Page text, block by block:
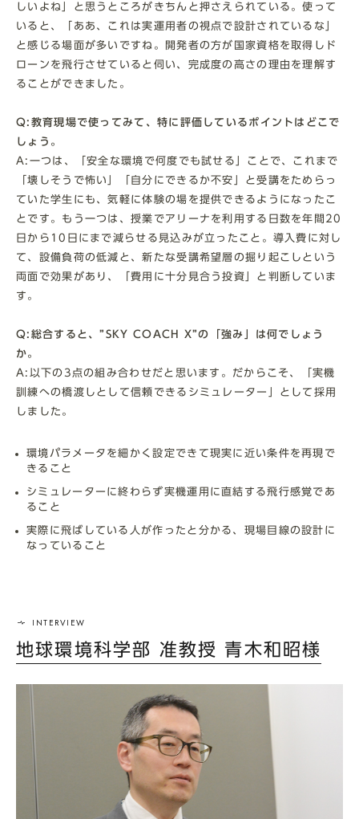
しいよね」と思うところがきちんと押さえられている。使って
いると、「ああ、これは実運用者の視点で設計されているな」
と感じる場面が多いですね。開発者の方が国家資格を取得しド
ローンを飛行させていると伺い、完成度の高さの理由を理解す
ることができました。
Q:教育現場で使ってみて、特に評価しているポイントはどこで
しょう。
A:一つは、「安全な環境で何度でも試せる」ことで、これまで
「壊しそうで怖い」「自分にできるか不安」と受講をためらっ
ていた学生にも、気軽に体験の場を提供できるようになったこ
とです。もう一つは、授業でアリーナを利用する日数を年間20
日から10日にまで減らせる見込みが立ったこと。導入費に対し
て、設備負荷の低減と、新たな受講希望層の掘り起こしという
両面で効果があり、「費用に十分見合う投資」と判断していま
す。
Q:総合すると、”SKY COACH X”の「強み」は何でしょう
か。
A:以下の3点の組み合わせだと思います。だからこそ、「実機
訓練への橋渡しとして信頼できるシミュレーター」として採用
しました。
環境パラメータを細かく設定できて現実に近い条件を再現で
きること
シミュレーターに終わらず実機運用に直結する飛行感覚であ
ること
実際に飛ばしている人が作ったと分かる、現場目線の設計に
なっていること
地球環境科学部 准教授 青木和昭様